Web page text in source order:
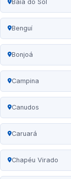
Baía do Sol
Benguí
Bonjoá
Campina
Canudos
Caruará
Chapéu Virado